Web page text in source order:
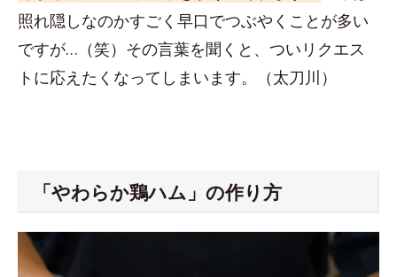
照れ隠しなのかすごく早口でつぶやくことが多い
ですが…（笑）その言葉を聞くと、ついリクエス
トに応えたくなってしまいます。（太刀川）
「やわらか鶏ハム」の作り方